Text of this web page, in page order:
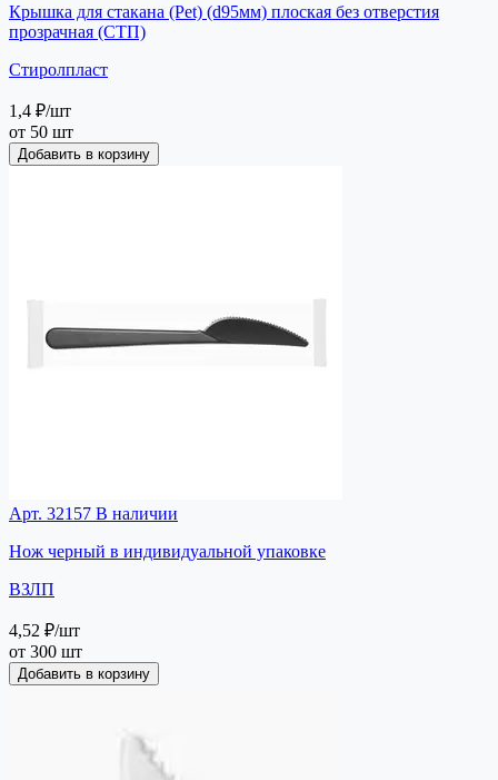
Крышка для стакана (Pet) (d95мм) плоская без отверстия
прозрачная (СТП)
Стиролпласт
1,4 ₽/шт
от 50 шт
Добавить в корзину
Арт. 32157 В наличии
Нож черный в индивидуальной упаковке
ВЗЛП
4,52 ₽/шт
от 300 шт
Добавить в корзину